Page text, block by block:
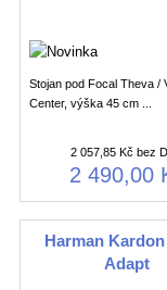
Stojan pod Focal Theva /
Center, výška 45 cm ...
2 057,85 Kč bez
2 490,00
Harman
Adapt